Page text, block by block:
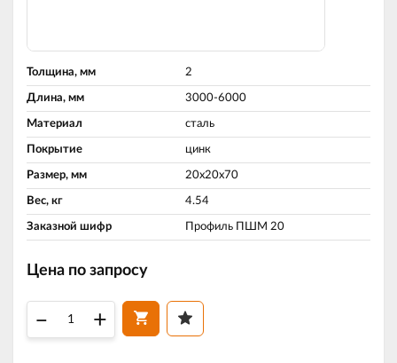
Толщина, мм 2
Длина, мм 3000-6000
Материал сталь
Покрытие цинк
Размер, мм 20х20х70
Вес, кг 4.54
Заказной шифр Профиль ПШМ 20
Цена по запросу
– +